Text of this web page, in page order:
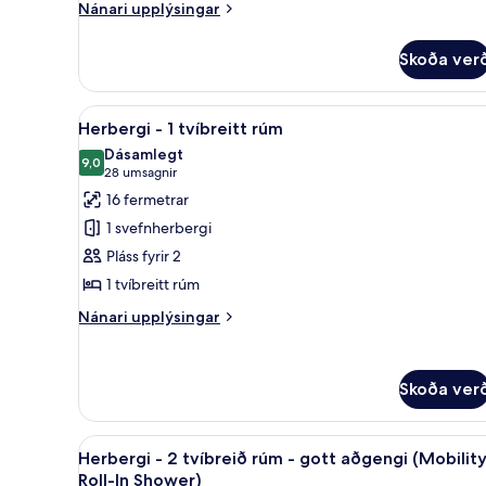
Nánari upplýsingar
Nánari
Skoða
Skoða
allar
myndir
fyrir
Herbergi
-
1
tvíbreitt
rúm
Öryggishólf í herbergi,
8
Herbergi - 1 tvíbreitt rúm
9,09,0 af 10
Dásamlegt
28 umsagnir
(28
umsagnir)
16 fermetrar
1 svefnherbergi
Pláss fyrir 2
1 tvíbreitt rúm
Nánari upplýsingar
Nánari
1
tvíbreitt
rúm
Skoða
Skoða
allar
Öryggishólf í herbergi,
8
Herbergi - 2 tvíbreið rúm - gott aðgengi
Roll-In Shower)